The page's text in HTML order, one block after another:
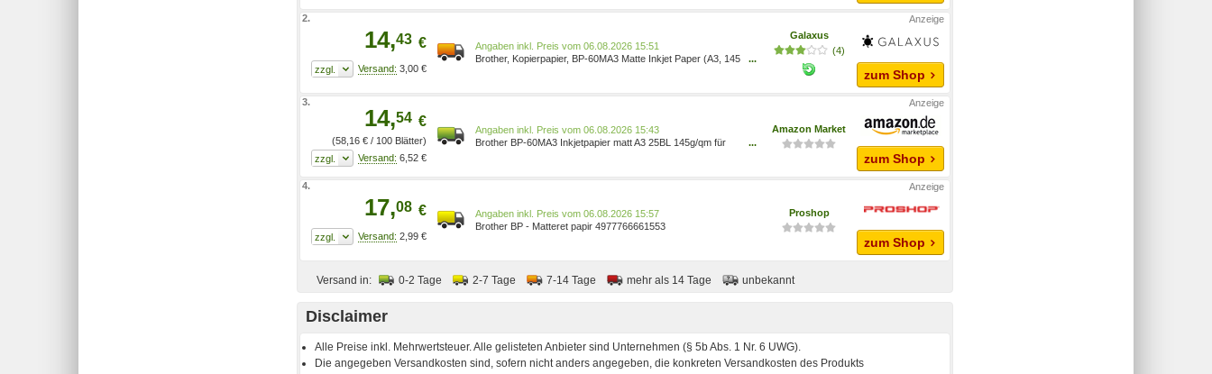
2.
14,43 €
3,00 €
Preis vom 06.08.2026 15:51
Brother, Kopierpapier, BP-60MA3 Matte Inkjet Paper (A3, 145
...
Galaxus
(4)
zum Shop
3.
14,54 €
(58,16 € / 100 Blätter)
6,52 €
Preis vom 06.08.2026 15:43
Brother BP-60MA3 Inkjetpapier matt A3 25BL 145g/qm für
...
Amazon Market
zum Shop
4.
17,08 €
2,99 €
Preis vom 06.08.2026 15:57
Brother BP - Matteret papir 4977766661553
Proshop
zum Shop
Versand in: 0-2 Tage 2-7 Tage 7-14 Tage mehr als 14 Tage unbekannt
Disclaimer